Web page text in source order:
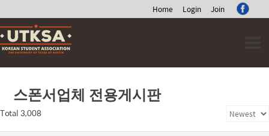
Home Login Join
Skip
to
content
스폰서업체 전용게시판
Total 3,008